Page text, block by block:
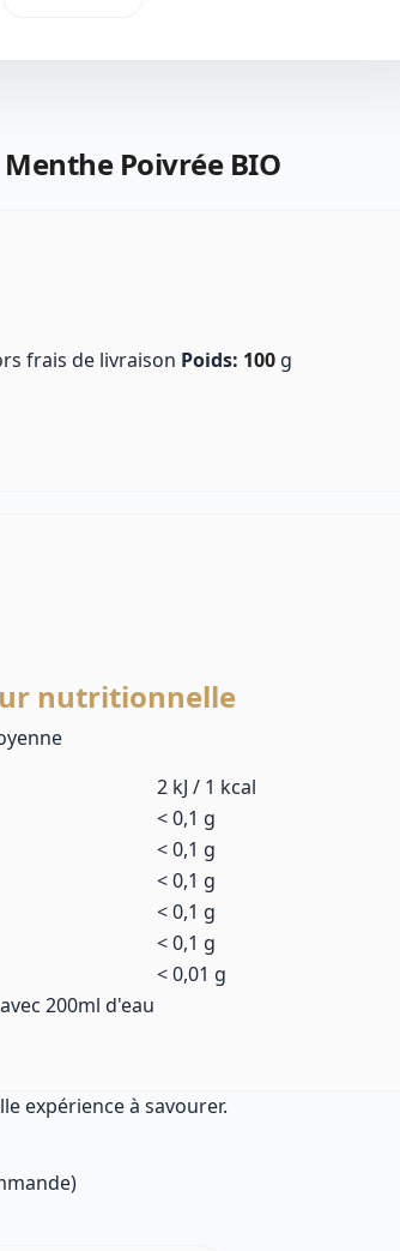
Poivrée BIO
frais de livraison Poids: 100 g
nutritionnelle
2 kJ / 1 kcal
< 0,1 g
< 0,1 g
< 0,1 g
< 0,1 g
< 0,1 g
< 0,01 g
200ml d'eau
expérience à savourer.